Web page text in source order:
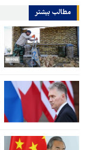
مطالب بیشتر